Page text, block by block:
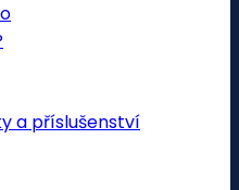
a příslušenství